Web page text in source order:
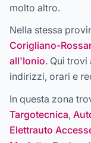
molto altro.
Nella stessa
Corigliano-
all'Ionio. Qui
indirizzi, orari e
In questa zona
Targotecnica,
Elettrauto